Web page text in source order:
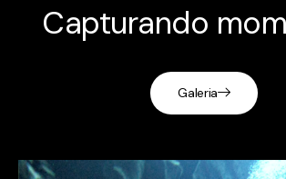
Capturando
Galeria